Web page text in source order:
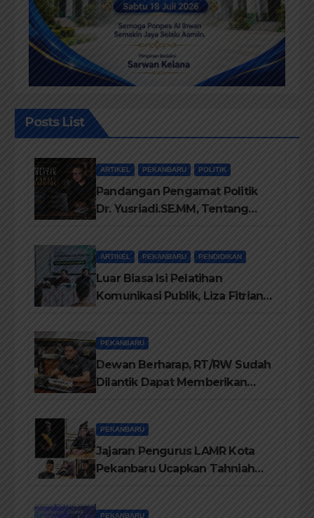
Posts List
ARTIKEL PEKANBARU POLITIK
Pandangan Pengamat Politik
Dr. Yusriadi.SE.MM, Tentang
ARTIKEL PEKANBARU PENDIDIKAN
Luar Biasa Isi Pelatihan
Komunikasi Publik, Liza Fitriani
PEKANBARU
Dewan Berharap, RT/RW Sudah
Dilantik Dapat Memberikan
PEKANBARU
Jajaran Pengurus LAMR Kota
Pekanbaru Ucapkan Tahniah
PEKANBARU